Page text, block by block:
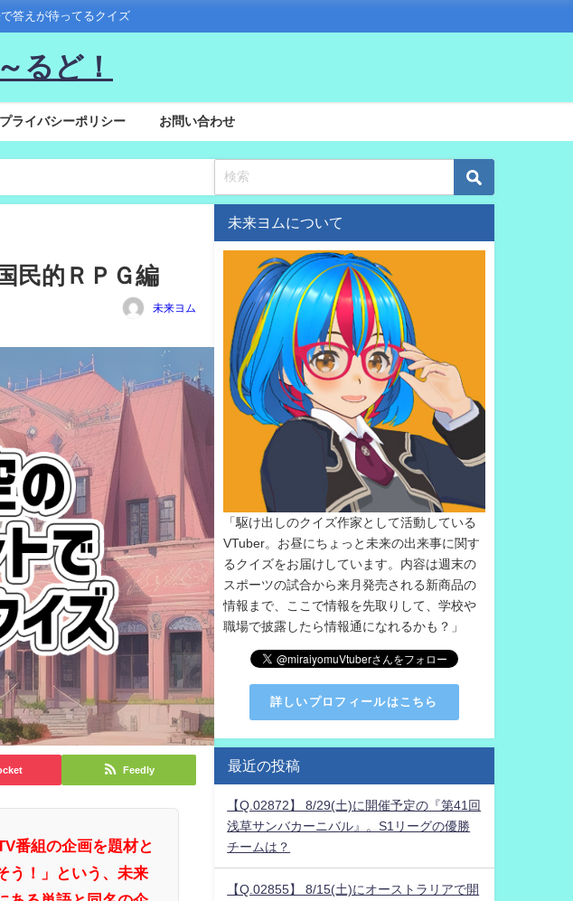
答えが待ってるクイズ
るど！
プライバシーポリシー お問い合わせ
民的ＲＰＧ編
未来ヨム
Feedly
番組の企画を題材と
う！」という、未来
未来ヨムについて
「駆け出しのクイズ作家として活動している
VTuber。お昼にちょっと未来の出来事に関す
るクイズをお届けしています。内容は週末の
スポーツの試合から来月発売される新商品の
情報まで、ここで情報を先取りして、学校や
職場で披露したら情報通になれるかも？」
詳しいプロフィールはこちら
最近の投稿
【Q.02872】 8/29(土)に開催予定の『第41回
浅草サンバカーニバル』。S1リーグの優勝
チームは？
【Q.02855】 8/15(土)にオーストラリアで開